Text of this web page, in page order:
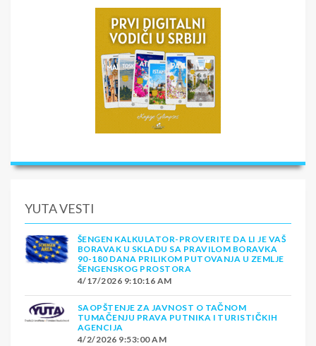
YUTA VESTI
ŠENGEN KALKULATOR-PROVERITE DA LI JE VAŠ
BORAVAK U SKLADU SA PRAVILOM BORAVKA
90-180 DANA PRILIKOM PUTOVANJA U ZEMLJE
ŠENGENSKOG PROSTORA
4/17/2026 9:10:16 AM
SAOPŠTENJE ZA JAVNOST O TAČNOM
TUMAČENJU PRAVA PUTNIKA I TURISTIČKIH
AGENCIJA
4/2/2026 9:53:00 AM